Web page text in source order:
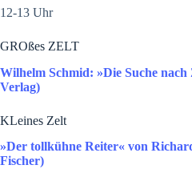
12-13 Uhr
GROßes ZELT
Wilhelm Schmid: »Die Suche
Verlag)
KLeines Zelt
»Der tollkühne Reiter« von
Fischer)